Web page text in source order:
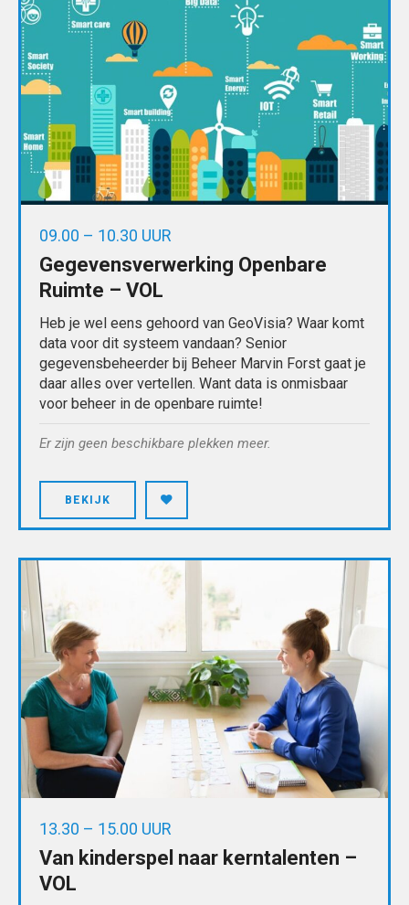
09.00 – 10.30 UUR
Gegevensverwerking Openbare
Ruimte – VOL
Heb je wel eens gehoord van GeoVisia? Waar komt
data voor dit systeem vandaan? Senior
gegevensbeheerder bij Beheer Marvin Forst gaat je
daar alles over vertellen. Want data is onmisbaar
voor beheer in de openbare ruimte!
Er zijn geen beschikbare plekken meer.
BEKIJK
13.30 – 15.00 UUR
Van kinderspel naar kerntalenten –
VOL